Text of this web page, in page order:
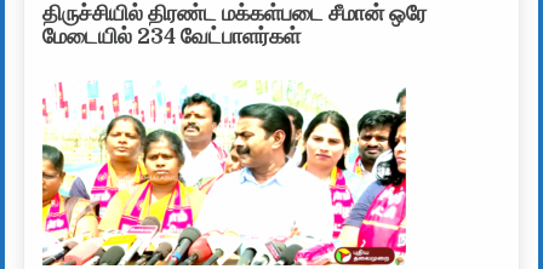
திருச்சியில் திரண்ட மக்கள்படை சீமான் ஒரே
மேடையில் 234 வேட்பாளர்கள்